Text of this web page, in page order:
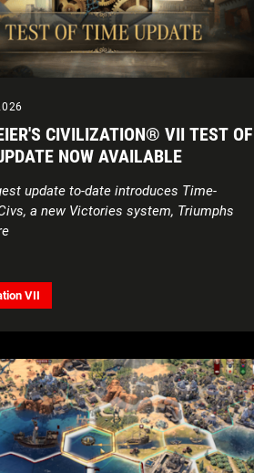
CIVILIZATION® VII TEST OF
NOW AVAILABLE
update to-date introduces Time-
a new Victories system, Triumphs
VII